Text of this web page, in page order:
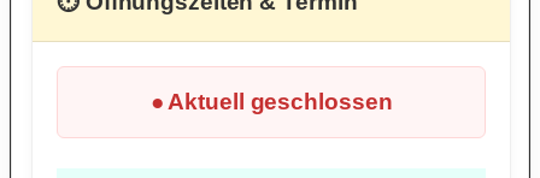
● Aktuell geschlossen